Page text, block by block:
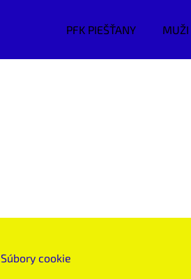
PFK PIEŠŤANY MUŽI
Súbory cookie